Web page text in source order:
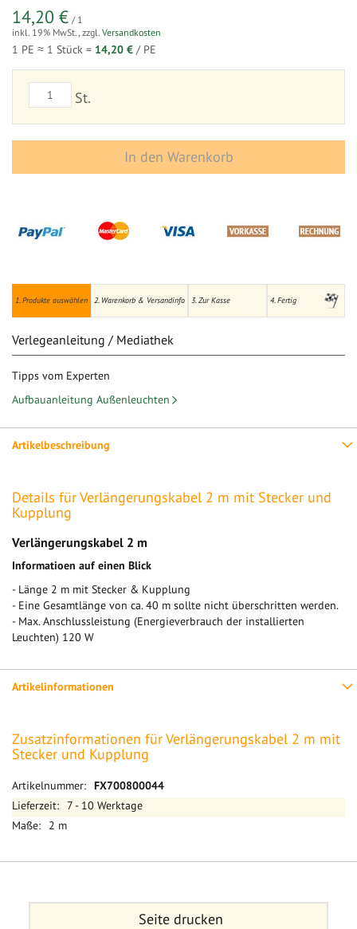
1. Produkte auswählen 2. Warenkorb & Versandinfo 3. Zur Kasse 4. Fertig
14,20 € / 1
inkl. 19% MwSt. zzgl. Versandkosten
1 PE ≈ 1 Stück = 14,20 € / PE
St.
In den Warenkorb
Artikelbeschreibung
Details für Verlängerungskabel 2 m mit Stecker und
Kupplung
Verlängerungskabel 2 m
Informatioen auf einen Blick
- Länge 2 m mit Stecker & Kupplung
- Eine Gesamtlänge von ca. 40 m sollte nicht überschritten werden.
- Max. Anschlussleistung (Energieverbrauch der installierten
Leuchten) 120 W
Artikelinformationen
Zusatzinformationen für Verlängerungskabel 2 m mit
Stecker und Kupplung
Mehr
Informationen
FX700800044
7 - 10 Werktage
2 m
Verlegeanleitung / Mediathek
Tipps vom Experten
Aufbauanleitung Außenleuchten
Seite drucken